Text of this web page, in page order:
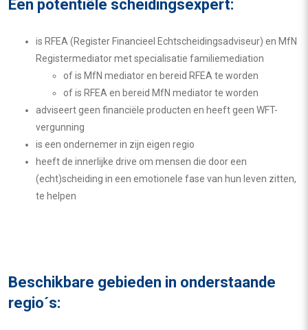
Een potentiële scheidingsexpert:
is RFEA (Register Financieel Echtscheidingsadviseur) en MfN
Registermediator met specialisatie familiemediation
of is MfN mediator en bereid RFEA te worden
of is RFEA en bereid MfN mediator te worden
adviseert geen financiële producten en heeft geen WFT-
vergunning
is een ondernemer in zijn eigen regio
heeft de innerlijke drive om mensen die door een
(echt)scheiding in een emotionele fase van hun leven zitten,
te helpen
Beschikbare gebieden in onderstaande
regio´s: